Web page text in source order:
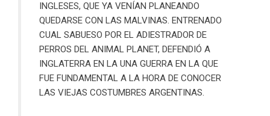
INGLESES, QUE YA VENÍAN PLANEANDO
QUEDARSE CON LAS MALVINAS. ENTRENADO
CUAL SABUESO POR EL ADIESTRADOR DE
PERROS DEL ANIMAL PLANET, DEFENDIÓ A
INGLATERRA EN LA UNA GUERRA EN LA QUE
FUE FUNDAMENTAL A LA HORA DE CONOCER
LAS VIEJAS COSTUMBRES ARGENTINAS.